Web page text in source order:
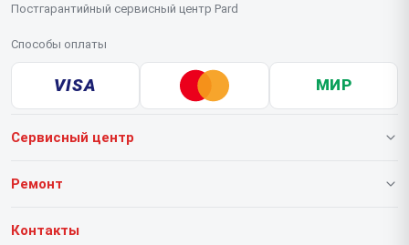
Постгарантийный сервисный центр Pard
Способы оплаты
VISA МИР
Сервисный центр
О нашем сервисе
Ремонт
Тепловизионных прицелов
Контакты